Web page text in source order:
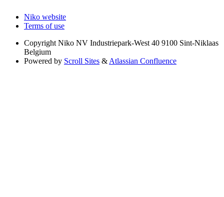
Niko website
Terms of use
Copyright Niko NV Industriepark-West 40 9100 Sint-Niklaas
Belgium
Powered by Scroll Sites & Atlassian Confluence